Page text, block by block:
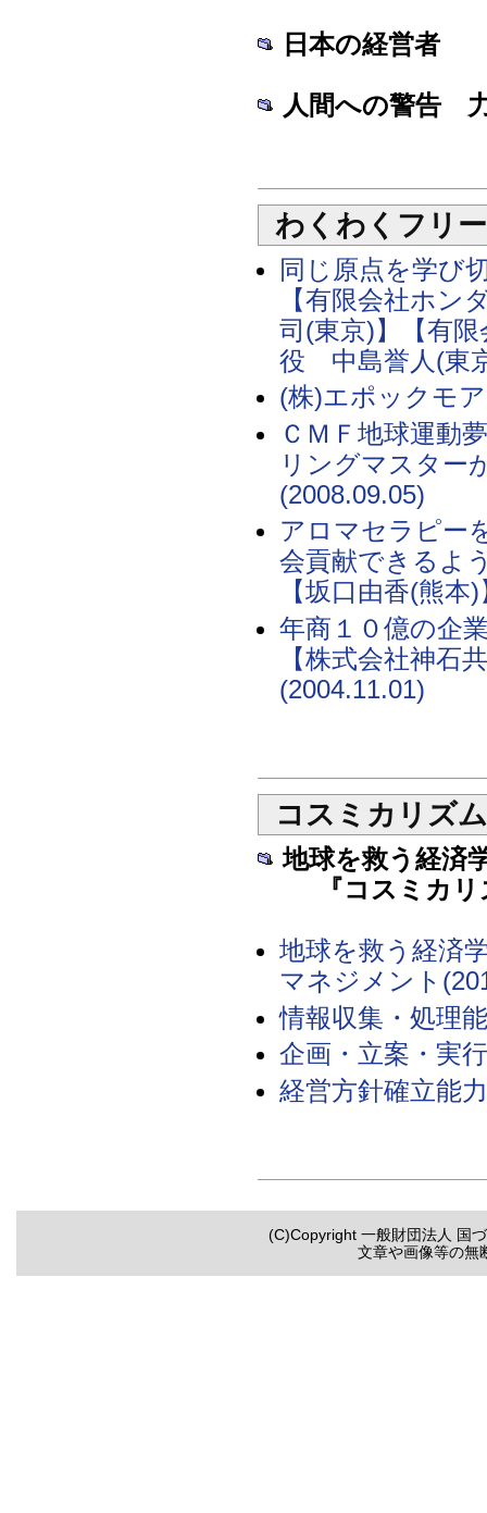
日本の経営者
人間への警告
わくわくフリ
同じ原点を学び
【有限会社ホ
司(東京)】【有
役 中島誉人(東
(株)エポックモ
ＣＭＦ地球運動
リングマスター
(2008.09.05)
アロマセラピー
会貢献できるよ
【坂口由香(熊本
年商１０億の企
【株式会社神
(2004.11.01)
コスミカリズ
地球を救う経済
『コスミカリズ
地球を救う経済
マネジメント
情報収集・処理
企画・立案・実
経営方針確立能
(C)Copyright 一般財団法人 国
文章や画像等の無